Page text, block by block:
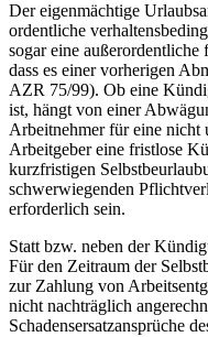
Der eigenmächtige
ordentliche
sogar eine
dass es einer vorherigen
AZR 75/99). Ob eine
ist, hängt von einer
Arbeitnehmer für eine nicht
Arbeitgeber eine fristlose
kurzfristigen
schwerwiegenden
erforderlich sein.
Statt bzw. neben der
Für den Zeitraum der
zur Zahlung von
nicht nachträglich
Schadensersatzansprüche